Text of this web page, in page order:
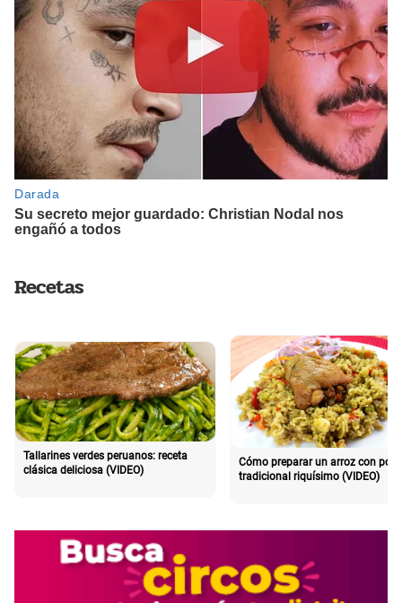
Recetas
Tallarines verdes peruanos: receta
clásica deliciosa (VIDEO)
Cómo preparar un arroz con pollo
tradicional riquísimo (VIDEO)